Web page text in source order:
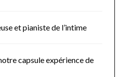
et pianiste de l’intime
capsule expérience de